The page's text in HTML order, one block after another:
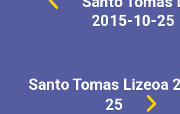
2015-10-25
Santo Tomas Lizeoa
25